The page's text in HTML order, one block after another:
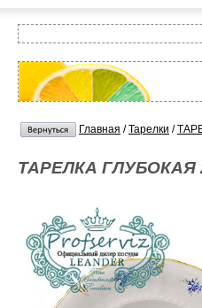
Главная /Тарелки /
ТАРЕЛКА ГЛУБОКАЯ